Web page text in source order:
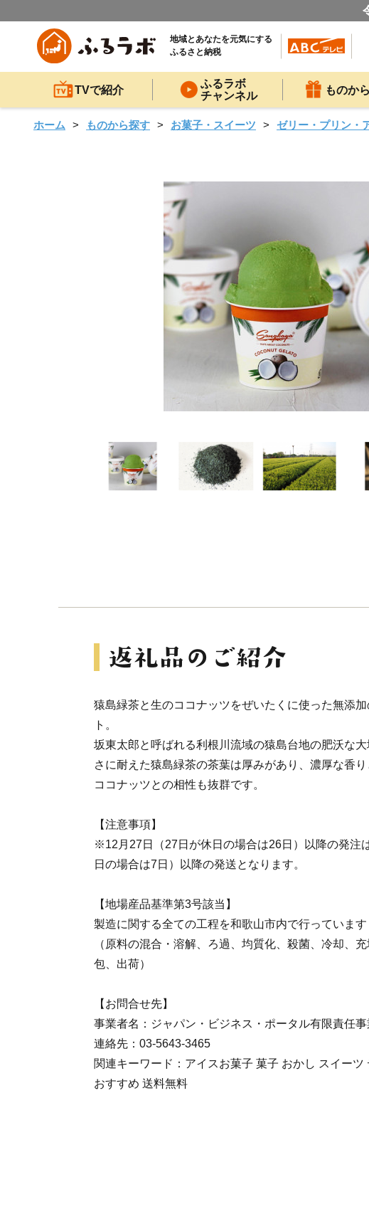
地域とあなたを元気にする
ふるさと納税
TVで紹介
ふるラボ
チャンネル
ものか
ホーム ものから探す お菓子・スイーツ ゼリー・プリン・
猿島緑茶と生のココナッツをぜいたくに使った無添
ト。
坂東太郎と呼ばれる利根川流域の猿島台地の肥沃な
さに耐えた猿島緑茶の茶葉は厚みがあり、濃厚な香り
ココナッツとの相性も抜群です。
【注意事項】
※12月27日（27日が休日の場合は26日）以降の発注
日の場合は7日）以降の発送となります。
【地場産品基準第3号該当】
製造に関する全ての工程を和歌山市内で行っていま
（原料の混合・溶解、ろ過、均質化、殺菌、冷却、
包、出荷）
【お問合せ先】
事業者名：ジャパン・ビジネス・ポータル有限責任事
連絡先：03-5643-3465
関連キーワード：アイスお菓子 菓子 おかし スイーツ
おすすめ 送料無料